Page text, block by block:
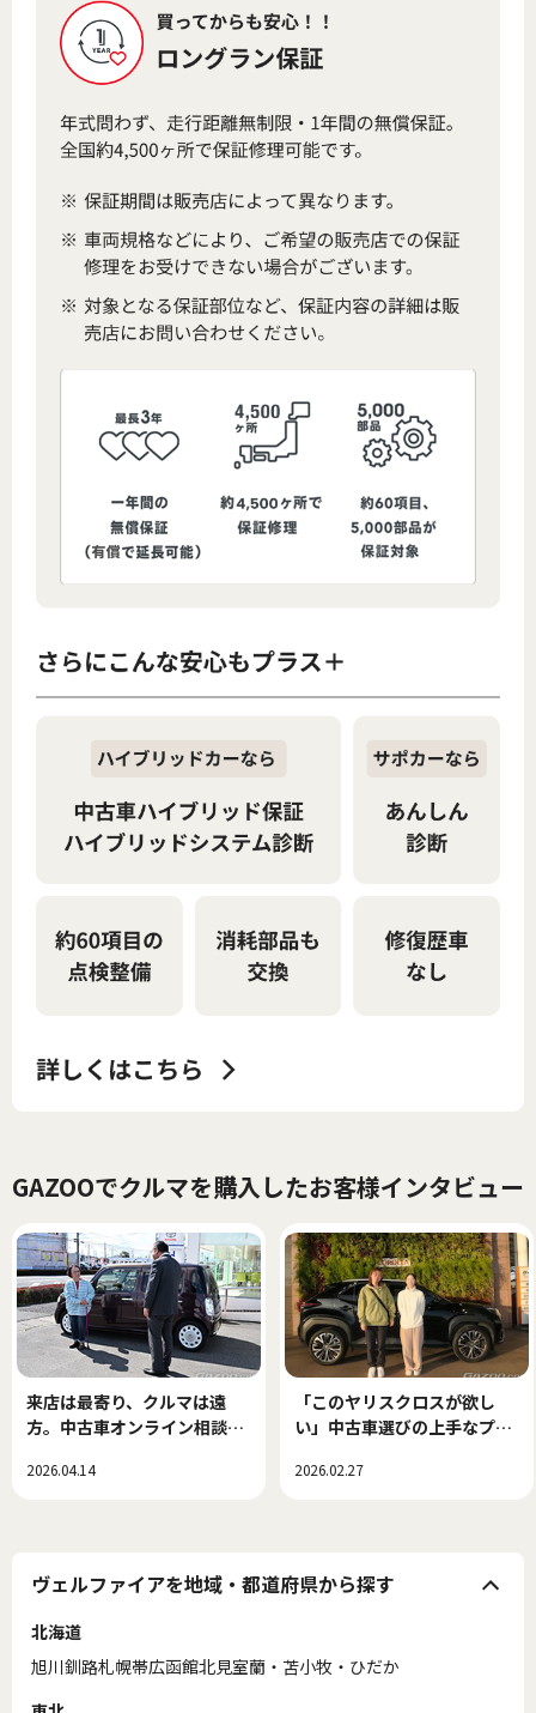
GAZOOでクルマを購入したお客様インタビュー
来店は最寄り、クルマは遠
方。中古車オンライン相談で
2026.04.14
「このヤリスクロスが欲し
い」中古車選びの上手なプロ
2026.02.27
ヴェルファイアを地域・都道府県から探す
北海道
旭川釧路札幌帯広函館北見室蘭・苫小牧・ひだか